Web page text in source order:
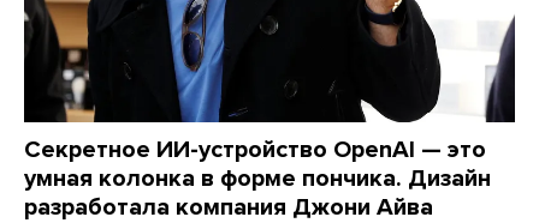
Секретное ИИ-устройство OpenAI — это
умная колонка в форме пончика. Дизайн
разработала компания Джони Айва